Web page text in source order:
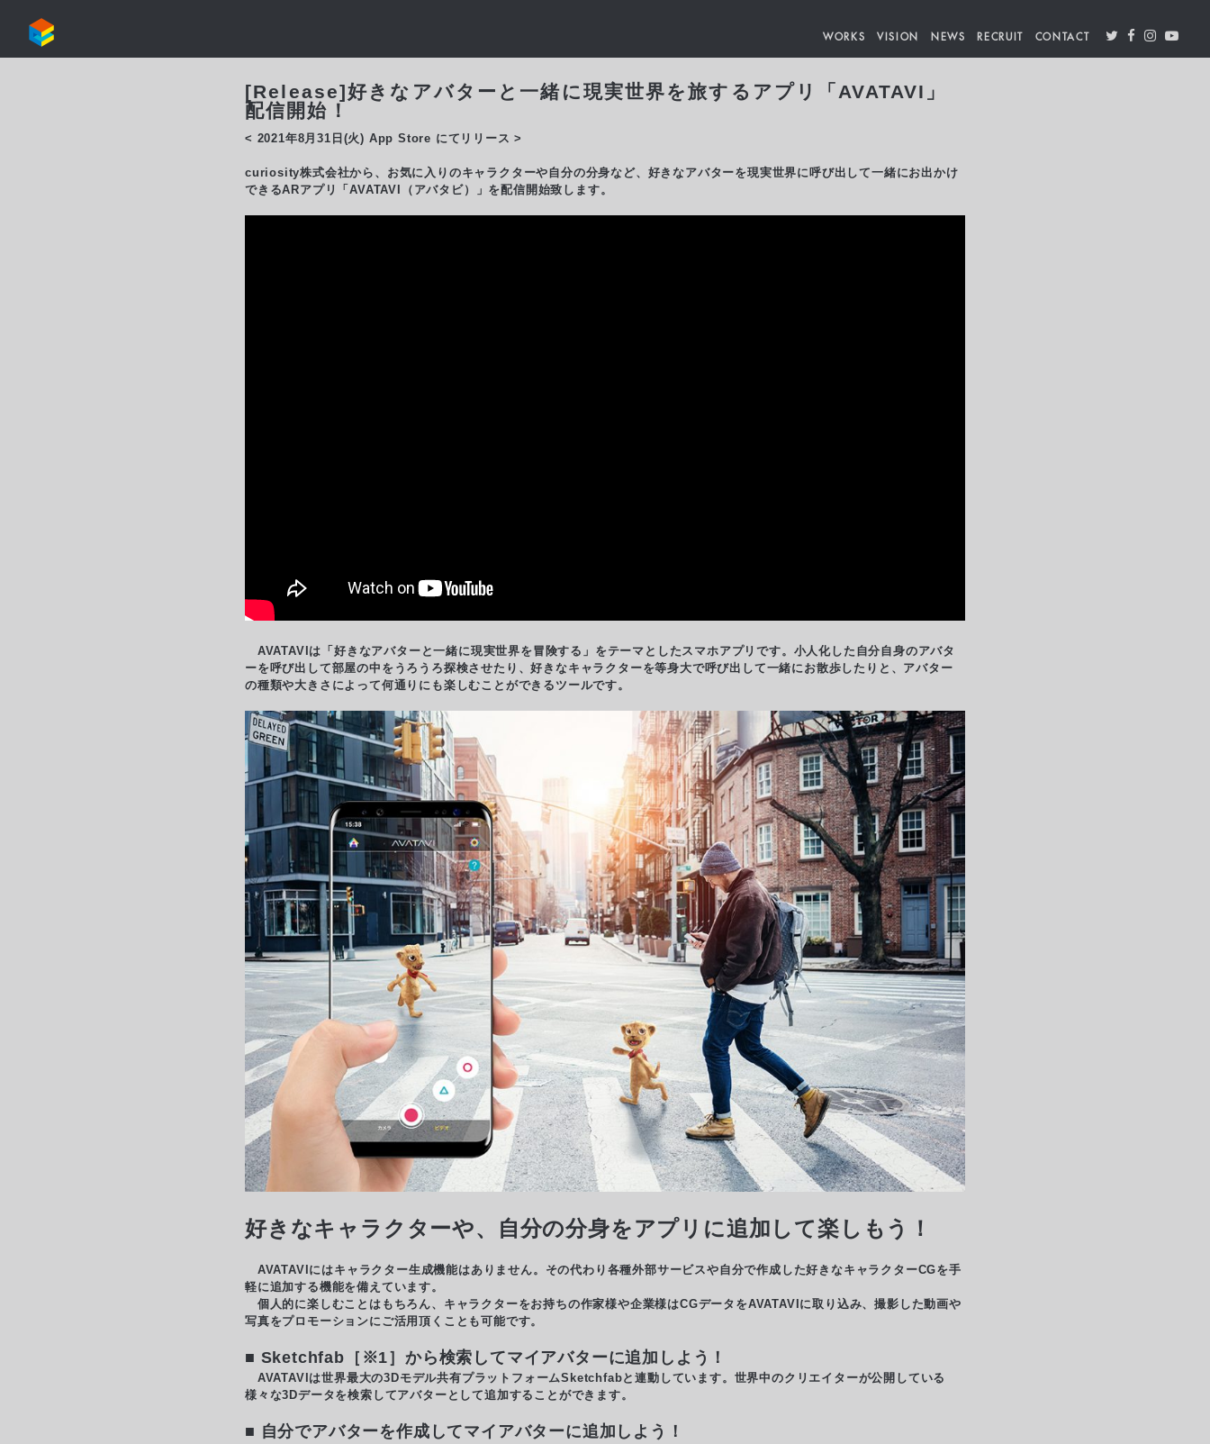
WORKS VISION NEWS RECRUIT CONTACT
[Release]好きなアバターと一緒に現実世界を旅するアプリ「AVATAVI」
配信開始！
< 2021年8月31日(火) App Store にてリリース >
curiosity株式会社から、お気に入りのキャラクターや自分の分身など、好きなアバターを現実世界に呼び出して一緒にお出かけ
できるARアプリ「AVATAVI（アバタビ）」を配信開始致します。
AVATAVIは「好きなアバターと一緒に現実世界を冒険する」をテーマとしたスマホアプリです。小人化した自分自身のアバタ
ーを呼び出して部屋の中をうろうろ探検させたり、好きなキャラクターを等身大で呼び出して一緒にお散歩したりと、アバター
の種類や大きさによって何通りにも楽しむことができるツールです。
好きなキャラクターや、自分の分身をアプリに追加して楽しもう！
AVATAVIにはキャラクター生成機能はありません。その代わり各種外部サービスや自分で作成した好きなキャラクターCGを手
軽に追加する機能を備えています。
個人的に楽しむことはもちろん、キャラクターをお持ちの作家様や企業様はCGデータをAVATAVIに取り込み、撮影した動画や
写真をプロモーションにご活用頂くことも可能です。
■ Sketchfab［※1］から検索してマイアバターに追加しよう！
AVATAVIは世界最大の3Dモデル共有プラットフォームSketchfabと連動しています。世界中のクリエイターが公開している
様々な3Dデータを検索してアバターとして追加することができます。
■ 自分でアバターを作成してマイアバターに追加しよう！